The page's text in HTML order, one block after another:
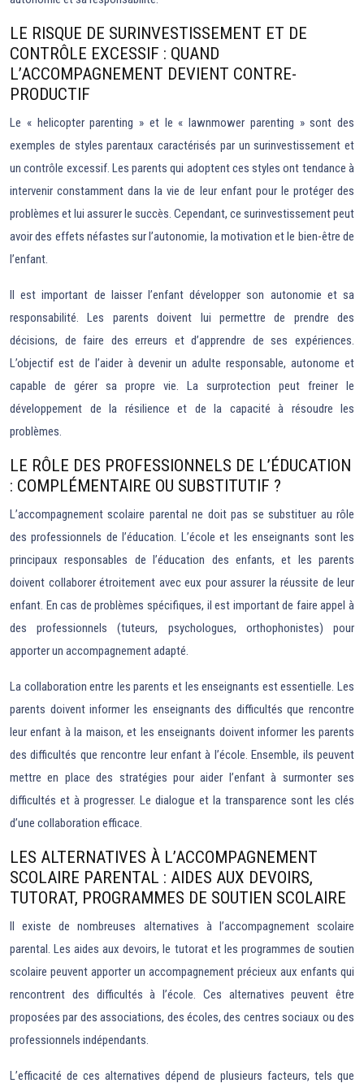
LE RISQUE DE SURINVESTISSEMENT ET DE
CONTRÔLE EXCESSIF : QUAND
L’ACCOMPAGNEMENT DEVIENT CONTRE-
PRODUCTIF
Le « helicopter parenting » et le « lawnmower parenting » sont des
exemples de styles parentaux caractérisés par un surinvestissement et
un contrôle excessif. Les parents qui adoptent ces styles ont tendance à
intervenir constamment dans la vie de leur enfant pour le protéger des
problèmes et lui assurer le succès. Cependant, ce surinvestissement peut
avoir des effets néfastes sur l’autonomie, la motivation et le bien-être de
l’enfant.
Il est important de laisser l’enfant développer son autonomie et sa
responsabilité. Les parents doivent lui permettre de prendre des
décisions, de faire des erreurs et d’apprendre de ses expériences.
L’objectif est de l’aider à devenir un adulte responsable, autonome et
capable de gérer sa propre vie. La surprotection peut freiner le
développement de la résilience et de la capacité à résoudre les
problèmes.
LE RÔLE DES PROFESSIONNELS DE L’ÉDUCATION
: COMPLÉMENTAIRE OU SUBSTITUTIF ?
L’accompagnement scolaire parental ne doit pas se substituer au rôle
des professionnels de l’éducation. L’école et les enseignants sont les
principaux responsables de l’éducation des enfants, et les parents
doivent collaborer étroitement avec eux pour assurer la réussite de leur
enfant. En cas de problèmes spécifiques, il est important de faire appel à
des professionnels (tuteurs, psychologues, orthophonistes) pour
apporter un accompagnement adapté.
La collaboration entre les parents et les enseignants est essentielle. Les
parents doivent informer les enseignants des difficultés que rencontre
leur enfant à la maison, et les enseignants doivent informer les parents
des difficultés que rencontre leur enfant à l’école. Ensemble, ils peuvent
mettre en place des stratégies pour aider l’enfant à surmonter ses
difficultés et à progresser. Le dialogue et la transparence sont les clés
d’une collaboration efficace.
LES ALTERNATIVES À L’ACCOMPAGNEMENT
SCOLAIRE PARENTAL : AIDES AUX DEVOIRS,
TUTORAT, PROGRAMMES DE SOUTIEN SCOLAIRE
Il existe de nombreuses alternatives à l’accompagnement scolaire
parental. Les aides aux devoirs, le tutorat et les programmes de soutien
scolaire peuvent apporter un accompagnement précieux aux enfants qui
rencontrent des difficultés à l’école. Ces alternatives peuvent être
proposées par des associations, des écoles, des centres sociaux ou des
professionnels indépendants.
L’efficacité de ces alternatives dépend de plusieurs facteurs, tels que